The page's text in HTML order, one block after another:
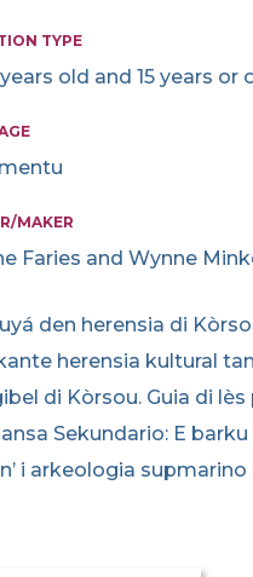
TYPE
years old and 15 years or
MAKER
Faries and Wynne
den herensia di
herensia kultural
di Kòrsou. Guia di lès
Sekundario: E
i arkeologia